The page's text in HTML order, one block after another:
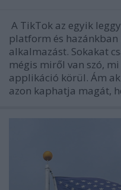
A TikTok az egyik
platform és
alkalmazást. Sokakat
mégis miről van szó,
applikáció körül. Ám
azon kaphatja magát,